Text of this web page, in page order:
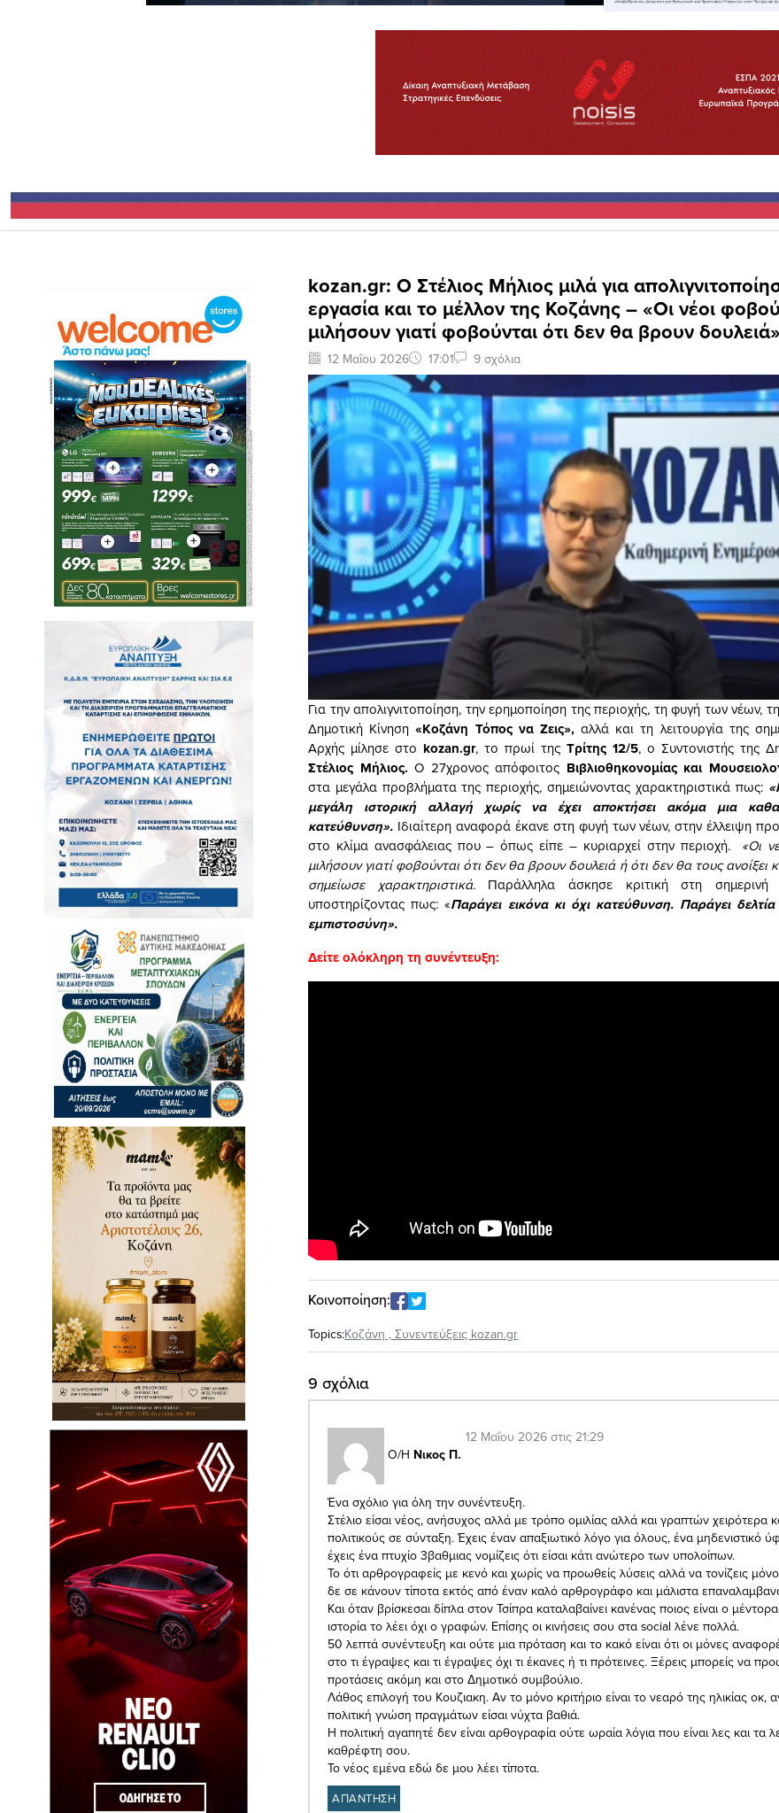
kozan.gr: Ο Στέλιος Μήλιος μιλά για
εργασία και το μέλλον της Κοζάνης – «Οι νέοι
μιλήσουν γιατί φοβούνται ότι δεν θα βρουν
12 Μαΐου 2026 17:01 9 σχόλια
Για την απολιγνιτοποίηση, την ερημοποίηση της περιοχής, τη φυγή των νέων,
Δημοτική Κίνηση«Κοζάνη Τόπος να Ζεις»,αλλά και τη λειτουργία της
Αρχής μίλησε στο kozan.gr, το πρωί της Τρίτης 12/5, ο Συντονιστής της
Στέλιος Μήλιος. Ο 27χρονος απόφοιτος Βιβλιοθηκονομίας και
στα μεγάλα προβλήματα της περιοχής, σημειώνοντας χαρακτηριστικά πως:
μεγάλη ιστορική αλλαγή χωρίς να έχει αποκτήσει ακόμα μια
κατεύθυνση». Ιδιαίτερη αναφορά έκανε στη φυγή των νέων, στην έλλειψη
στο κλίμα ανασφάλειας που – όπως είπε – κυριαρχεί στην περιοχή. «Οι
μιλήσουν γιατί φοβούνται ότι δεν θα βρουν δουλειά ή ότι δεν θα τους ανοίξει
σημείωσε χαρακτηριστικά. Παράλληλα άσκησε κριτική στη σημερινή
υποστηρίζοντας πως: «Παράγει εικόνα κι όχι κατεύθυνση. Παράγει
εμπιστοσύνη».
Δείτε ολόκληρη τη συνέντευξη:
Κοινοποίηση:
Topics:Κοζάνη , Συνεντεύξεις kozan.gr
9 σχόλια
Ο/Η Νικος Π.
12 Μαΐου 2026 στις 21:29
Ένα σχόλιο για όλη την συνέντευξη.
Στέλιο είσαι νέος, ανήσυχος αλλά με τρόπο ομιλίας αλλά και γραπτών χειρότερα
πολιτικούς σε σύνταξη. Έχεις έναν απαξιωτικό λόγο για όλους, ένα μηδενιστικό
έχεις ένα πτυχίο 3βαθμιας νομίζεις ότι είσαι κάτι ανώτερο των υπολοίπων.
Το ότι αρθρογραφείς με κενό και χωρίς να προωθείς λύσεις αλλά να τονίζεις
δε σε κάνουν τίποτα εκτός από έναν καλό αρθρογράφο και μάλιστα
Και όταν βρίσκεσαι δίπλα στον Τσίπρα καταλαβαίνει κανένας ποιος είναι ο
ιστορία το λέει όχι ο γραφών. Επίσης οι κινήσεις σου στα social λένε πολλά.
50 λεπτά συνέντευξη και ούτε μια πρόταση και το κακό είναι ότι οι μόνες
στο τι έγραψες και τι έγραψες όχι τι έκανες ή τι πρότεινες. Ξέρεις μπορείς να
προτάσεις ακόμη και στο Δημοτικό συμβούλιο.
Λάθος επιλογή του Κουζιακη. Αν το μόνο κριτήριο είναι το νεαρό της ηλικίας οκ,
πολιτική γνώση πραγμάτων είσαι νύχτα βαθιά.
Η πολιτική αγαπητέ δεν είναι αρθογραφία ούτε ωραία λόγια που είναι λες και τα
καθρέφτη σου.
Το νέος εμένα εδώ δε μου λέει τίποτα.
ΑΠΑΝΤΗΣΗ